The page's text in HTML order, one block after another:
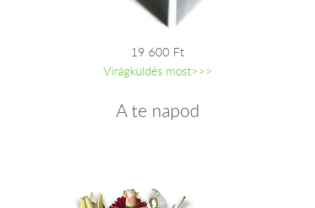
19 600 Ft
Virágküldés most>>>
A te napod